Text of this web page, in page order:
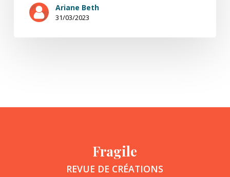
Ariane Beth
31/03/2023
Fragile
REVUE DE CRÉATIONS